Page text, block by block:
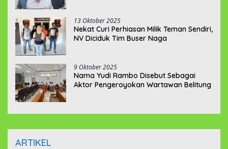
13 Oktober 2025
Nekat Curi Perhiasan Milik Teman Sendiri,
NV Diciduk Tim Buser Naga
9 Oktober 2025
Nama Yudi Rambo Disebut Sebagai
Aktor Pengeroyokan Wartawan Belitung
ARTIKEL